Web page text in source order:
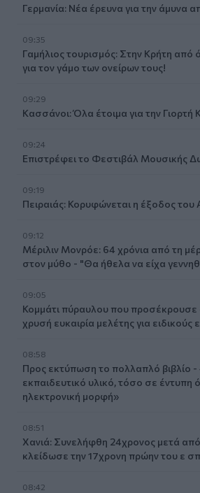
Γερμανία: Νέα έρευνα για την άμυνα
09:35
Γαμήλιος τουρισμός: Στην Κρήτη από
για τον γάμο των ονείρων τους!
09:29
Κασσάνοι: Όλα έτοιμα για την Γιορτή
09:24
Επιστρέφει το Φεστιβάλ Μουσικής
09:19
Πειραιάς: Κορυφώνεται η έξοδος
09:12
Μέριλιν Μονρόε: 64 χρόνια από τη
στον μύθο - "Θα ήθελα να είχα
09:05
Κομμάτι πύραυλου που προσέκρουσε
χρυσή ευκαιρία μελέτης για ειδικούς
08:58
Προς εκτύπωση το πολλαπλό βιβλίο
εκπαιδευτικό υλικό, τόσο σε έντυπη
ηλεκτρονική μορφή»
08:51
Χανιά: Συνελήφθη 24χρονος μετά από
κλείδωσε την 17χρονη πρώην του ε
08:42